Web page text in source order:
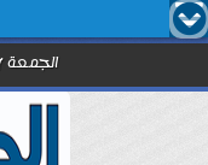
الجمعة 7 أغسطس 2026